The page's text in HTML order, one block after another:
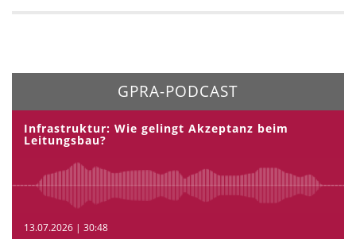
GPRA-PODCAST
Infrastruktur: Wie gelingt Akzeptanz beim
Leitungsbau?
13.07.2026 | 30:48